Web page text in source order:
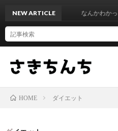
NEW ARTICLE なんかわかっ
HOME ダイエット